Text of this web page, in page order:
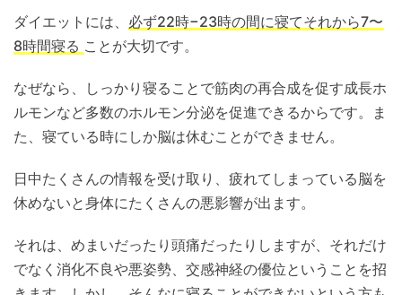
ダイエットには、 必ず22時−23時の間に寝てそれから7〜
8時間寝る ことが大切です。
なぜなら、しっかり寝ることで筋肉の再合成を促す成長ホ
ルモンなど多数のホルモン分泌を促進できるからです。ま
た、寝ている時にしか脳は休むことができません。
日中たくさんの情報を受け取り、疲れてしまっている脳を
休めないと身体にたくさんの悪影響が出ます。
それは、めまいだったり頭痛だったりしますが、それだけ
でなく消化不良や悪姿勢、交感神経の優位ということを招